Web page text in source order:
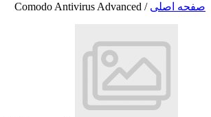
صفحه اصلی /
Comodo Antivirus Advanced